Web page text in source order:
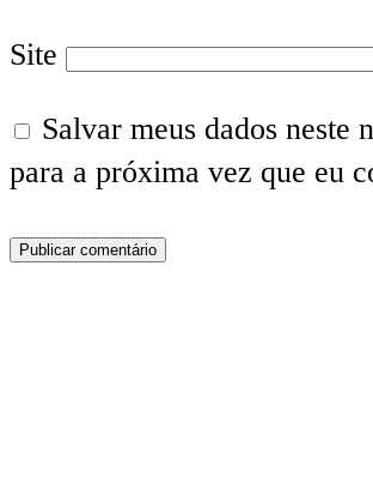
Site
Salvar meus dados neste
para a próxima vez que eu